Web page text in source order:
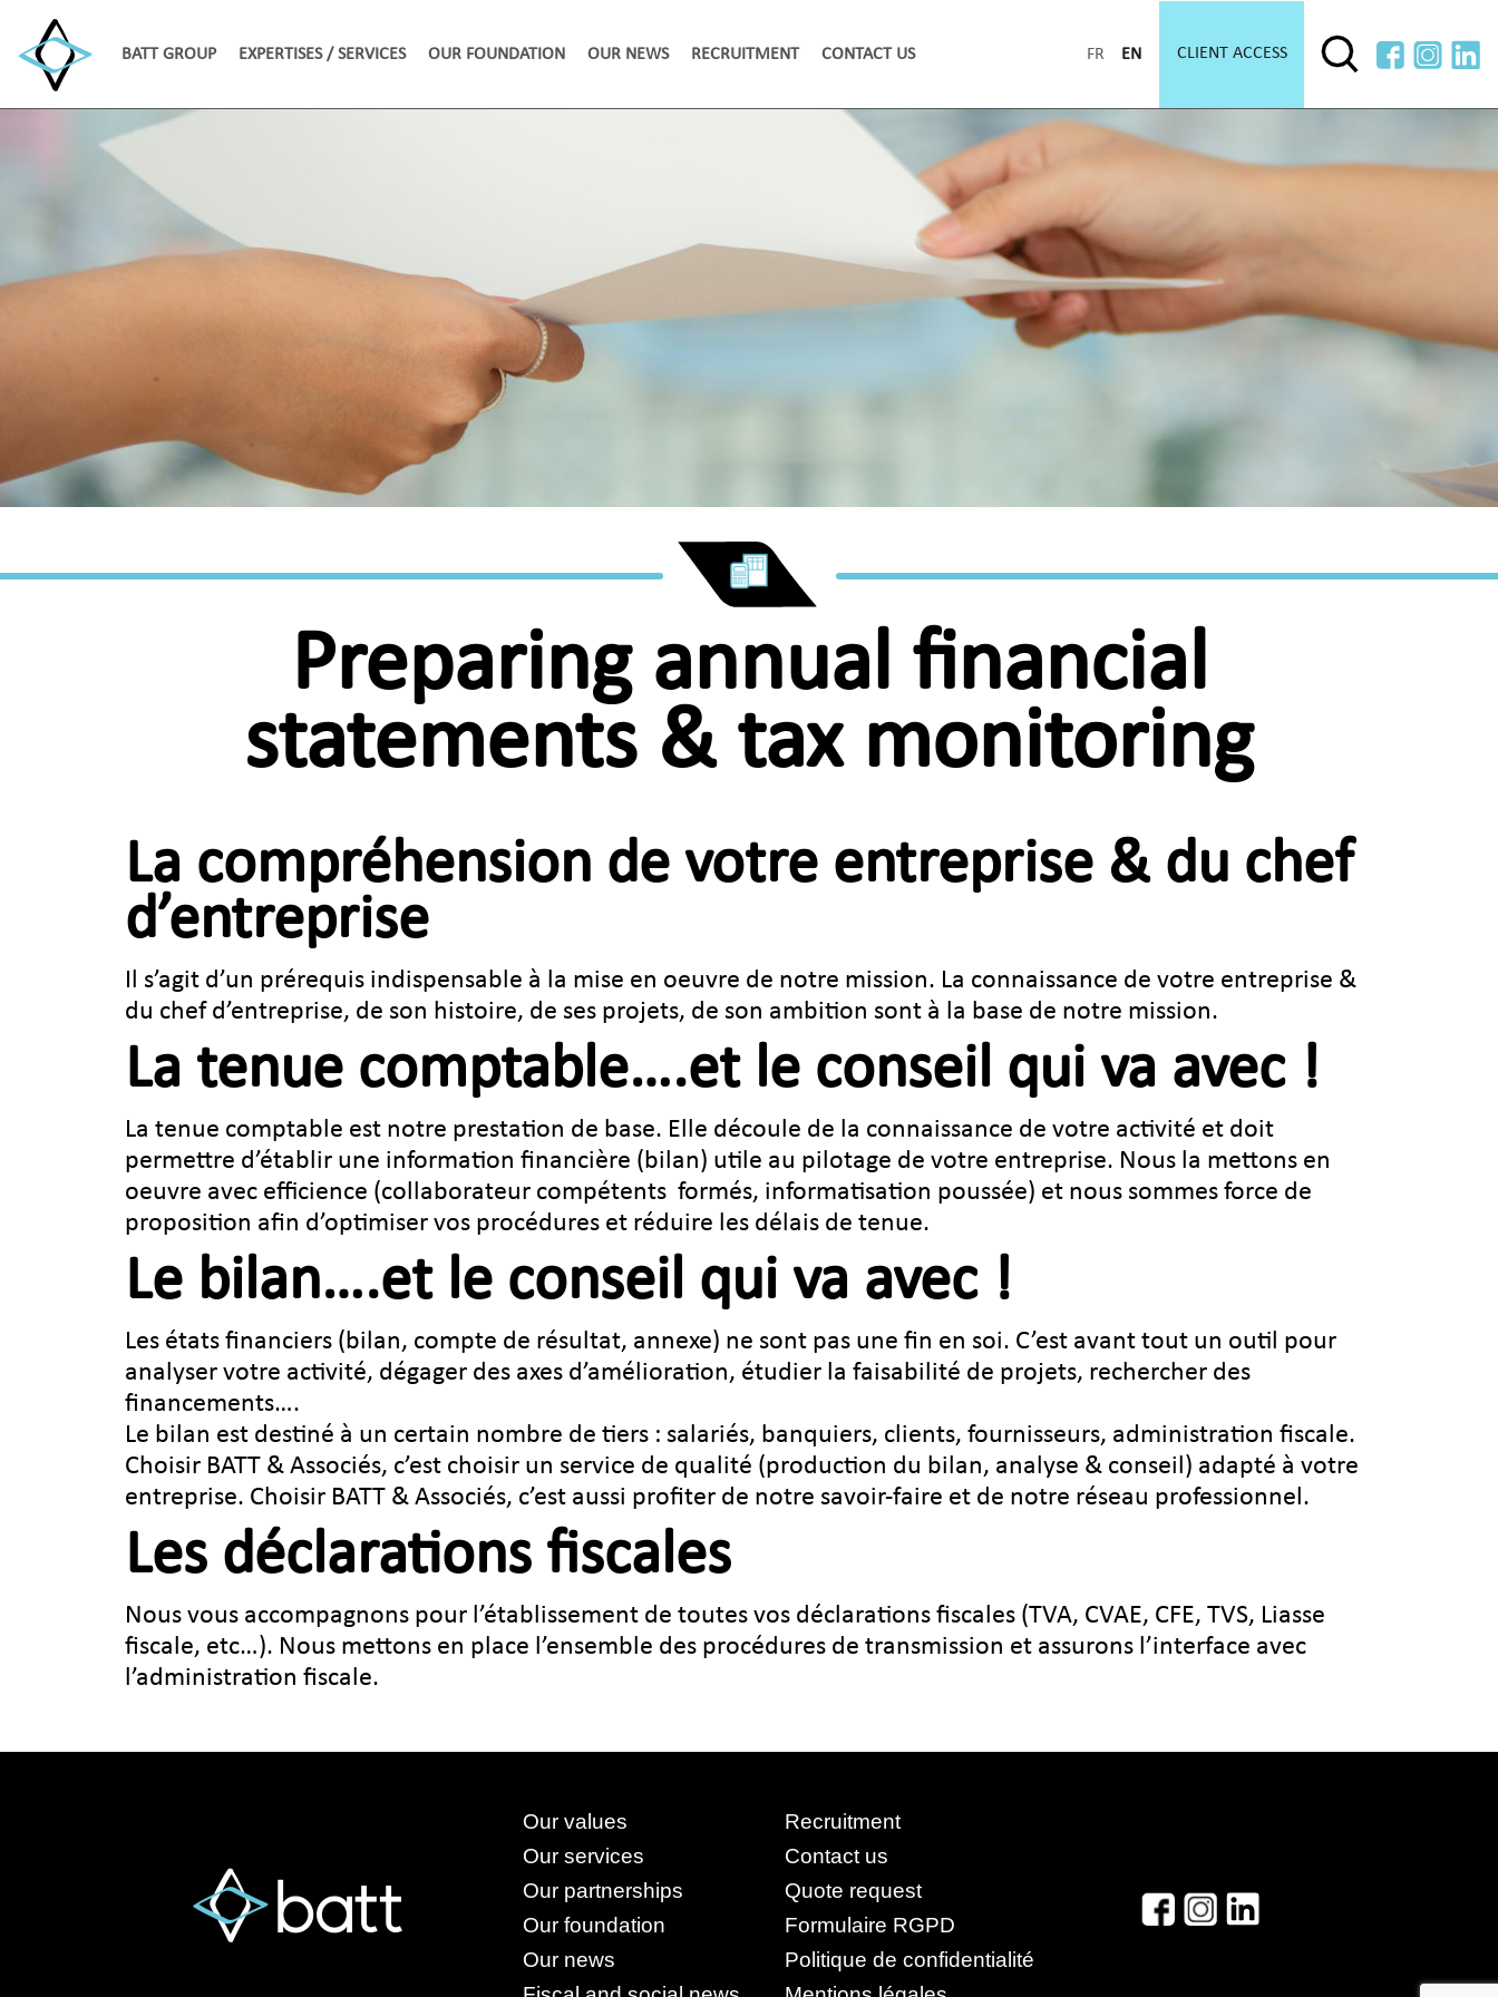
BATT GROUP EXPERTISES / SERVICES OUR FOUNDATION OUR NEWS RECRUITMENT CONTACT US FR EN CLIENT ACCESS
Preparing annual financial
statements & tax monitoring
La compréhension de votre entreprise & du chef
d’entreprise
Il s’agit d’un prérequis indispensable à la mise en oeuvre de notre mission. La connaissance de votre entreprise &
du chef d’entreprise, de son histoire, de ses projets, de son ambition sont à la base de notre mission.
La tenue comptable….et le conseil qui va avec !
La tenue comptable est notre prestation de base. Elle découle de la connaissance de votre activité et doit
permettre d’établir une information financière (bilan) utile au pilotage de votre entreprise. Nous la mettons en
oeuvre avec efficience (collaborateur compétents formés, informatisation poussée) et nous sommes force de
proposition afin d’optimiser vos procédures et réduire les délais de tenue.
Le bilan….et le conseil qui va avec !
Les états financiers (bilan, compte de résultat, annexe) ne sont pas une fin en soi. C’est avant tout un outil pour
analyser votre activité, dégager des axes d’amélioration, étudier la faisabilité de projets, rechercher des
financements….
Le bilan est destiné à un certain nombre de tiers : salariés, banquiers, clients, fournisseurs, administration fiscale.
Choisir BATT & Associés, c’est choisir un service de qualité (production du bilan, analyse & conseil) adapté à votre
entreprise. Choisir BATT & Associés, c’est aussi profiter de notre savoir-faire et de notre réseau professionnel.
Les déclarations fiscales
Nous vous accompagnons pour l’établissement de toutes vos déclarations fiscales (TVA, CVAE, CFE, TVS, Liasse
fiscale, etc…). Nous mettons en place l’ensemble des procédures de transmission et assurons l’interface avec
l’administration fiscale.
Our values
Our services
Our partnerships
Our foundation
Our news
Recruitment
Contact us
Quote request
Formulaire RGPD
Politique de confidentialité